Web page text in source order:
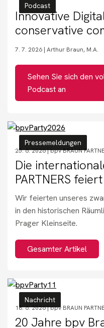
Benötigen
Podcast
Innovative
conservative
7. 7. 2026 | Arthur Braun, M.A.
Sehen Sie sich den
Podcast an
Pressemeldungen
25. 6. 2026 |bpv BRAUN
Die
PARTNERS
Wir feierten unseres
in den historischen
Prager Kleinseite.
Gesamter Artikel
Nachricht
18. 6. 2026 |bpv BRAUN
20 Jahre bpv